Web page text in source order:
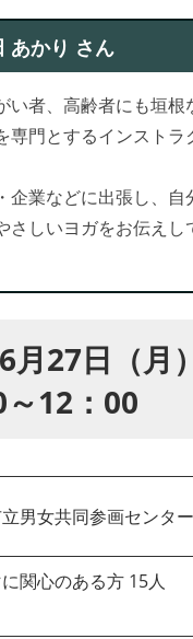
かり さん
い者、高齢者にも垣根
専門とするインストラ
企業などに出張し、自
さしいヨガをお伝えし
月27日（月）
12：00
男女共同参画センター
に関心のある方 15人